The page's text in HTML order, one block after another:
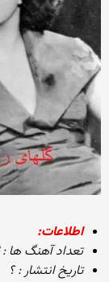
اطلاعات:
تعداد آهنگ ها : ۲
تاریخ انتشار : ؟